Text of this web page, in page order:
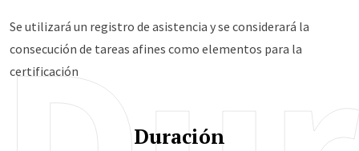
Se utilizará un registro de asistencia y se considerará la
consecución de tareas afines como elementos para la
certificación
Duración